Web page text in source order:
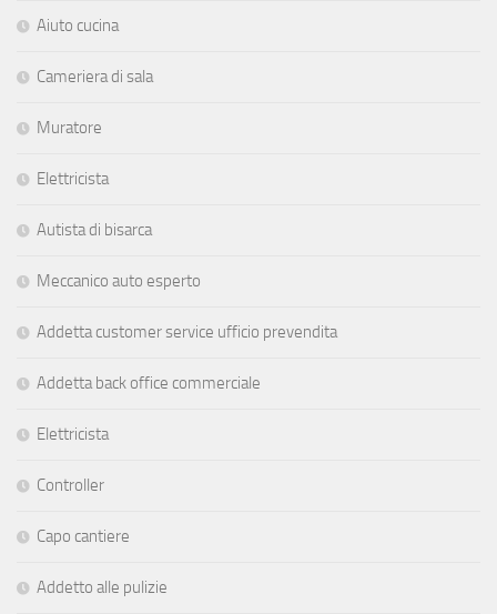
Aiuto cucina
Cameriera di sala
Muratore
Elettricista
Autista di bisarca
Meccanico auto esperto
Addetta customer service ufficio prevendita
Addetta back office commerciale
Elettricista
Controller
Capo cantiere
Addetto alle pulizie